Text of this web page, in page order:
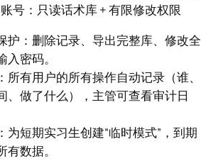
号：只读话术库 + 有限修改权限
护：删除记录、导出完整库、修改全
入密码。
所有用户的所有操作自动记录（谁、
、做了什么），主管可查看审计日
为短期实习生创建“临时模式”，到期
有数据。